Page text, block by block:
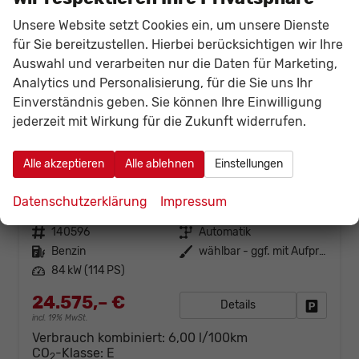
Nissan Juke
unverbindliche Lieferzeit:8 Wochen Neuwagen
Fahrzeugnr. 140596 Getriebe Automatik
Kraftstoff Benzin Außenfarbe
wählbar - ggf. mit Aufpreis
Leistung 84 kW (114 PS)
24.575,– €
incl. 19% MwSt.
Details
Verbrauch kombiniert: 6,00 l/100km
CO2-Klasse: E
Unsere Website setzt Cookies ein, um unsere Dienste
für Sie bereitzustellen. Hierbei berücksichtigen wir Ihre
Auswahl und verarbeiten nur die Daten für Marketing,
Analytics und Personalisierung, für die Sie uns Ihr
Einverständnis geben. Sie können Ihre Einwilligung
jederzeit mit Wirkung für die Zukunft widerrufen.
Alle akzeptieren Alle ablehnen Einstellungen
Datenschutzerklärung Impressum